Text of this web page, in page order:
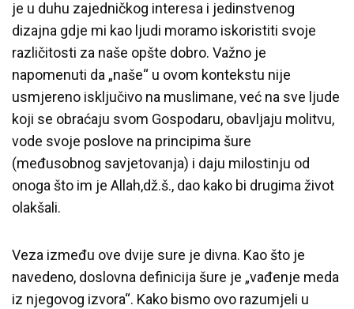
je u duhu zajedničkog interesa i jedinstvenog
dizajna gdje mi kao ljudi moramo iskoristiti svoje
različitosti za naše opšte dobro. Važno je
napomenuti da „naše“ u ovom kontekstu nije
usmjereno isključivo na muslimane, već na sve ljude
koji se obraćaju svom Gospodaru, obavljaju molitvu,
vode svoje poslove na principima šure
(međusobnog savjetovanja) i daju milostinju od
onoga što im je Allah,dž.š., dao kako bi drugima život
olakšali.
Veza između ove dvije sure je divna. Kao što je
navedeno, doslovna definicija šure je „vađenje meda
iz njegovog izvora“. Kako bismo ovo razumjeli u